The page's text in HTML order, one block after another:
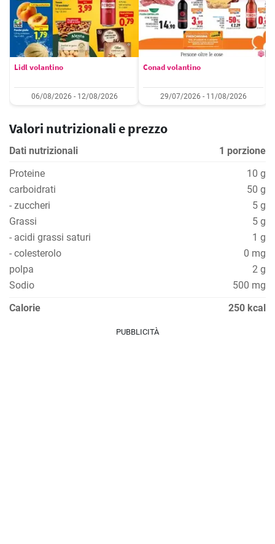
Lidl volantino
06/08/2026 - 12/08/2026
Conad volantino
29/07/2026 - 11/08/2026
Valori nutrizionali e prezzo
Dati nutrizionali
1 porzione
Proteine
10 g
carboidrati
50 g
- zuccheri
5 g
Grassi
5 g
- acidi grassi saturi
1 g
- colesterolo
0 mg
polpa
2 g
Sodio
500 mg
Calorie
250 kcal
PUBBLICITÀ